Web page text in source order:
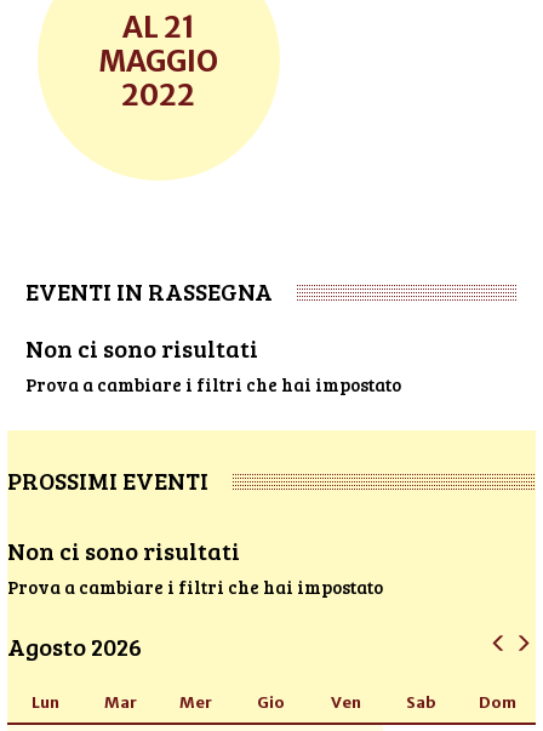
21
MAGGIO
2022
EVENTI IN RASSEGNA
Non ci sono risultati
Prova a cambiare i filtri che hai impostato
PROSSIMI EVENTI
Non ci sono risultati
Prova a cambiare i filtri che hai impostato
Agosto 2026
Lun Mar Mer Gio Ven Sab Dom